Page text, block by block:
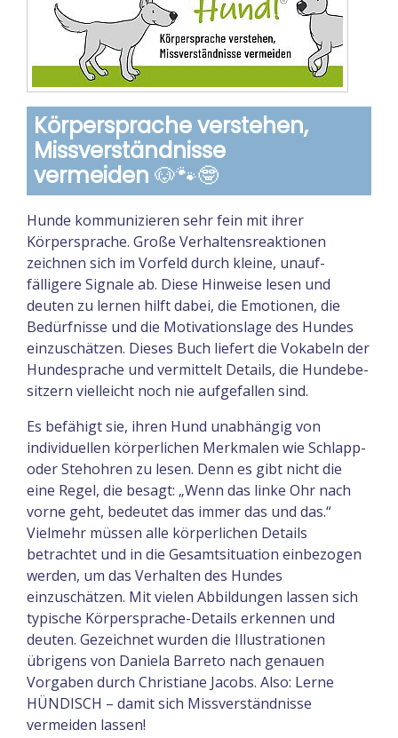
Körpersprache verstehen,
Missverständnisse
vermeiden 🐶🐾🤓
Hunde kommunizieren sehr fein mit ihrer
Körpersprache. Große Verhaltensreaktionen
zeichnen sich im Vorfeld durch kleine, unauf­
fälligere Signale ab. Diese Hinweise lesen und
deuten zu lernen hilft dabei, die Emotionen, die
Bedürfnisse und die Motivationslage des Hundes
einzuschätzen. Dieses Buch liefert die Vokabeln der
Hunde­sprache und vermittelt Details, die Hunde­be­
sitzern vielleicht noch nie aufgefallen sind.
Es befähigt sie, ihren Hund unabhängig von
individuellen körperlichen Merkmalen wie Schlapp-
oder Stehohren zu lesen. Denn es gibt nicht die
eine Regel, die besagt: „Wenn das linke Ohr nach
vorne geht, bedeutet das immer das und das.“
Vielmehr müssen alle körperlichen Details
betrachtet und in die Gesamtsituation einbe­zogen
werden, um das Verhalten des Hundes
einzuschätzen. Mit vielen Abbildungen lassen sich
typische Körper­sprache-Details erkennen und
deuten. Gezeichnet wurden die Illustrationen
übrigens von Daniela Barreto nach genauen
Vorgaben durch Christiane Jacobs. Also: Lerne
HÜNDISCH – damit sich Missverständnisse
vermeiden lassen!